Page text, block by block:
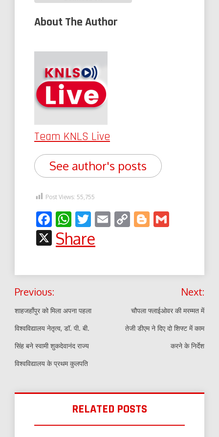
About The Author
Team KNLS Live
See author's posts
Post Views: 55,755
Facebook
WhatsApp
Twitter
EmailCopyBlogger
X
Share
Post
navigation
Previous:
शाहजहाँपुर को मिला अपना पहला
विश्वविद्यालय नेतृत्व, डॉ. पी. बी.
सिंह बने स्वामी शुकदेवानंद राज्य
विश्वविद्यालय के प्रथम कुलपति
Next:
चौपला फ्लाईओवर की मरम्मत में
तेजी डीएम ने दिए दो शिफ्ट में काम
करने के निर्देश
RELATED POSTS